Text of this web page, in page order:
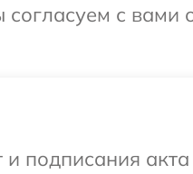
с вами
и подписания